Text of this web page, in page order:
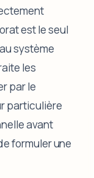
est le seul
système
les
par le
particulière
avant
formuler une